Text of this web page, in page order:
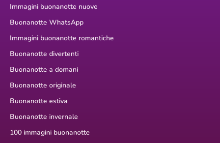
Immagini buonanotte nuove
Buonanotte WhatsApp
Immagini buonanotte romantiche
Buonanotte divertenti
Buonanotte a domani
Buonanotte originale
Buonanotte estiva
Buonanotte invernale
100 immagini buonanotte